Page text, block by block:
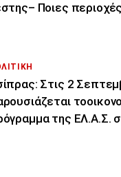
Ποιες
Στις 2
της ΕΛ.Α.Σ.